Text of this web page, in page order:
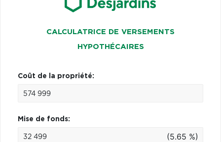
CALCULATRICE DE VERSEMENTS
HYPOTHÉCAIRES
Coût de la propriété:
Mise de fonds:
(5.65 %)